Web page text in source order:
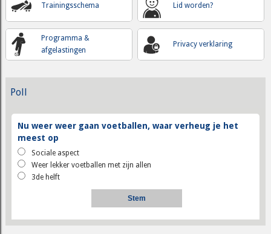
Trainingsschema
Programma &
afgelastingen
Lid worden?
Privacy verklaring
Poll
Nu weer weer gaan voetballen, waar verheug je het
meest op
Sociale aspect
Weer lekker voetballen met zijn allen
3de helft